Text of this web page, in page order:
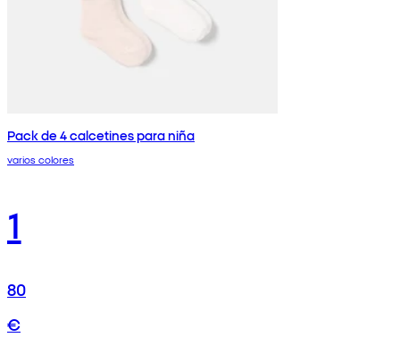
Pack de 4 calcetines para niña
varios colores
1
80
€